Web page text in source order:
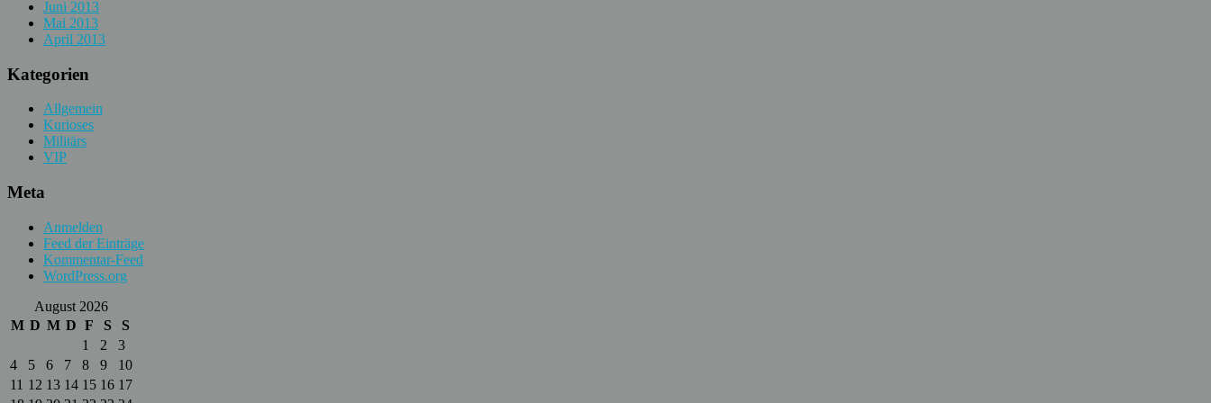
Juni 2013
Mai 2013
April 2013
Kategorien
Allgemein
Kurioses
Militärs
VIP
Meta
Anmelden
Feed der Einträge
Kommentar-Feed
WordPress.org
August 2026
M D M D F S
S
1
2
3
4
5 6 7 8 9
10
11 12 13 14 15 16 17